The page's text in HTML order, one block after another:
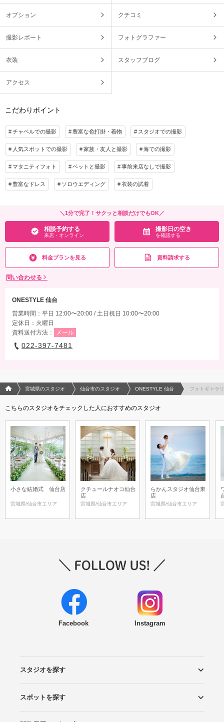
オプション クチコミ
撮影レポート フォトグラファー
衣装 スタッフブログ
アクセス
こだわりポイント
チャペルでの撮影 豊富な色打掛・着物 スタジオでの撮影
人気スポットでの撮影 家族・友人と撮影 海での撮影
マタニティフォト ペットと撮影 事前来店なしで撮影
豊富なドレス ソロウエディング 衣装の試着
＼1分で完了！サクッと相談だけでもOK／
相談予約する
来店・オンライン
撮影日の空き
を確認する
料金プランを見る 資料請求する
問い合わせる
ONESTYLE 仙台
営業時間：平日 12:00〜20:00 / 土日祝日 10:00〜20:00
定休日：火曜日
資料送付方法：
メール
022-397-7481
フォトウエディング/結婚写真のPhotorait ホーム
宮城県のスタジオ 仙台市のスタジオ ONESTYLE 仙台 フォトギャラ
こちらのスタジオをチェックした人におすすめのスタジオ
小さな結婚式 仙台店
宮城県/仙台市エリア
クチュールナオコ仙台
店
宮城県/仙台市エリア
らかんスタジオ仙台東
店
宮城県/仙台市エリア
Facebook Instagram
スタジオを探す
エリアから探す
こだわりから探す
NEW PHOTO STYLE
プランから探す
フォトタイプ診断
フォトグラファーから探す
国内リゾートから探す
スポットを探す